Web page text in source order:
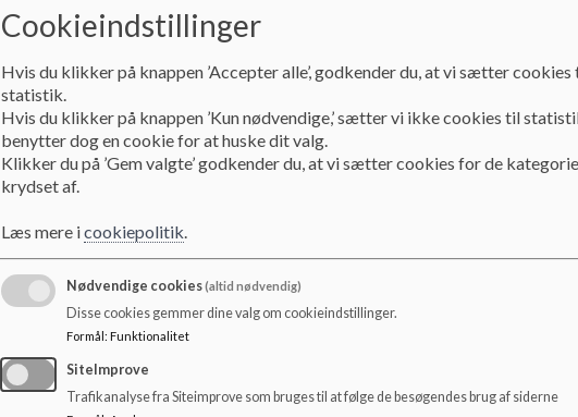
Børnehusets historie
kontakt med os her i børnehuset.
Det hele startede i stueetagen på Amalievej. Blot få dage
dem dybt taknemmelige for i dag.
Vores børnehavedel er beliggende i en typisk gammel
Frederiksberg-villa med masser af spændende kroge,
og kælderrum. Udenfor har vi en stor dejlig legeplads ud
Amalievej og en helt uberørt gammel have bagved huset.
kan man blandt andet ligge på et tæppe på en sommerdag
tænke gode tanker.
Cookieindstillinger
Hvis du klikker på knappen ’Accepter alle’, godkender du, at vi sætter
statistik.
Hvis du klikker på knappen ’Kun nødvendige,’ sætter vi ikke cookies til
benytter dog en cookie for at huske dit valg.
Klikker du på ’Gem valgte’ godkender du, at vi sætter cookies for de
krydset af.
Læs mere icookiepolitik.
Nødvendige cookies(altid nødvendig)
Disse cookies gemmer dine valg om cookieindstillinger.
Formål : Funktionalitet
SiteImprove
Trafikanalyse fra Siteimprove som bruges til at følge de besøgendes brug af siderne